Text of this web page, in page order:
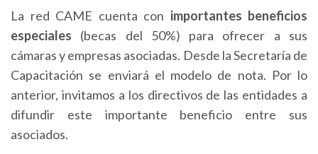
La red CAME cuenta con importantes beneficios
especiales (becas del 50%) para ofrecer a sus
cámaras y empresas asociadas. Desde la Secretaría de
Capacitación se enviará el modelo de nota. Por lo
anterior, invitamos a los directivos de las entidades a
difundir este importante beneficio entre sus
asociados.